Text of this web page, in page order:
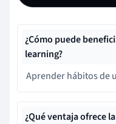
¿Cómo puede
learning?
Aprender hábitos de
¿Qué ventaja ofrece